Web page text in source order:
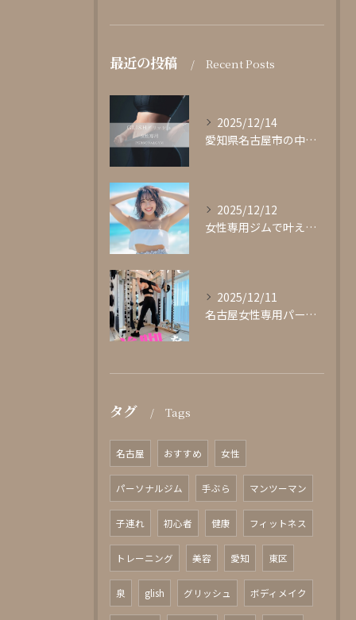
最近の投稿 Recent Posts
2025/12/14
愛知県名古屋市の中心部に位置する女性専用パーソナルジムgli...
2025/12/12
女性専用ジムで叶える理想の体型作り
2025/12/11
名古屋女性専用パーソナルジムglishグリッシュ
タグ Tags
名古屋 おすすめ 女性
パーソナルジム 手ぶら マンツーマン
子連れ 初心者 健康 フィットネス
トレーニング 美容 愛知 東区
泉 glish グリッシュ ボディメイク